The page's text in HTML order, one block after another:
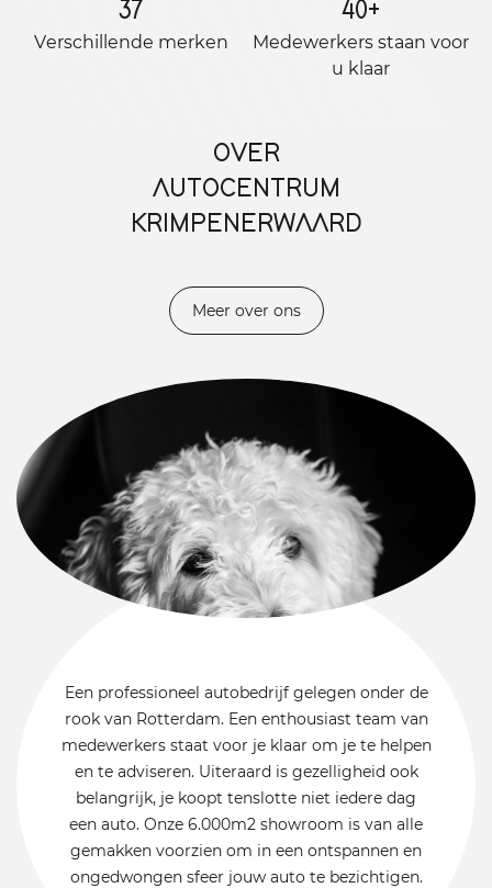
37
Verschillende merken
40+
Medewerkers staan ​​voor
u klaar
OVER
AUTOCENTRUM
KRIMPENERWAARD
Meer over ons
Een professioneel autobedrijf gelegen onder de
rook van Rotterdam. Een enthousiast team van
medewerkers staat voor je klaar om je te helpen
en te adviseren. Uiteraard is gezelligheid ook
belangrijk, je koopt tenslotte niet iedere dag
een auto. Onze 6.000m2 showroom is van alle
gemakken voorzien om in een ontspannen en
ongedwongen sfeer jouw auto te bezichtigen.